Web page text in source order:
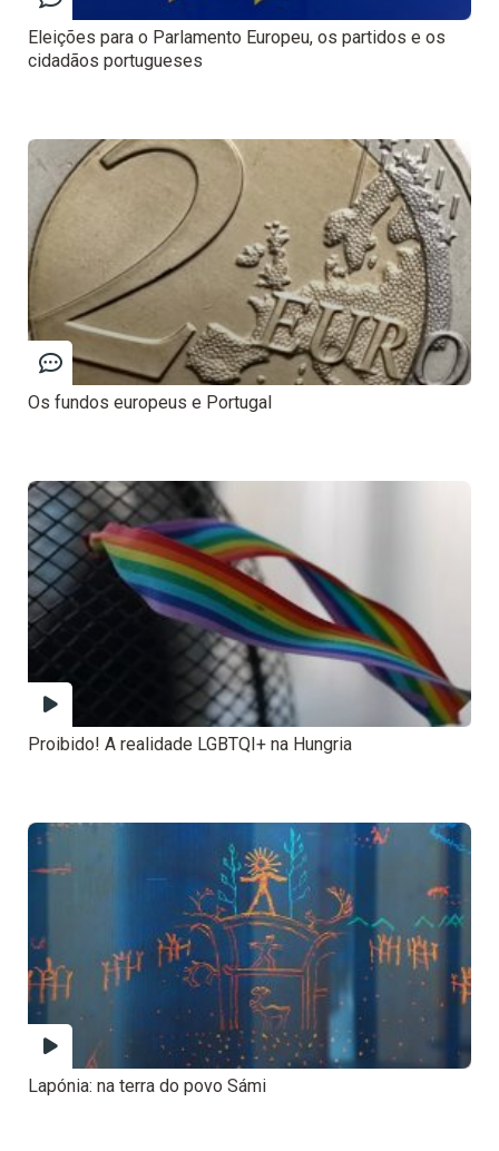
Eleições para o Parlamento Europeu, os partidos e os
cidadãos portugueses
Os fundos europeus e Portugal
Proibido! A realidade LGBTQI+ na Hungria
Lapónia: na terra do povo Sámi